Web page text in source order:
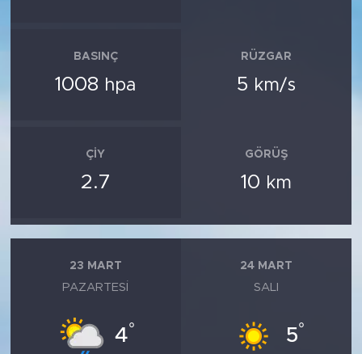
BASINÇ
1008 hpa
RÜZGAR
5 km/s
ÇIY
2.7
GÖRÜŞ
10 km
23 MART
PAZARTESI
4°
24 MART
SALI
5°